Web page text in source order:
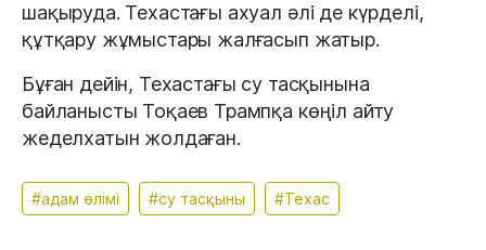
шақыруда. Техастағы ахуал әлі де күрделі,
құтқару жұмыстары жалғасып жатыр.
Бұған дейін, Техастағы су тасқынына
байланысты Тоқаев Трампқа көңіл айту
жеделхатын жолдаған.
#адам өлімі #су тасқыны #Техас